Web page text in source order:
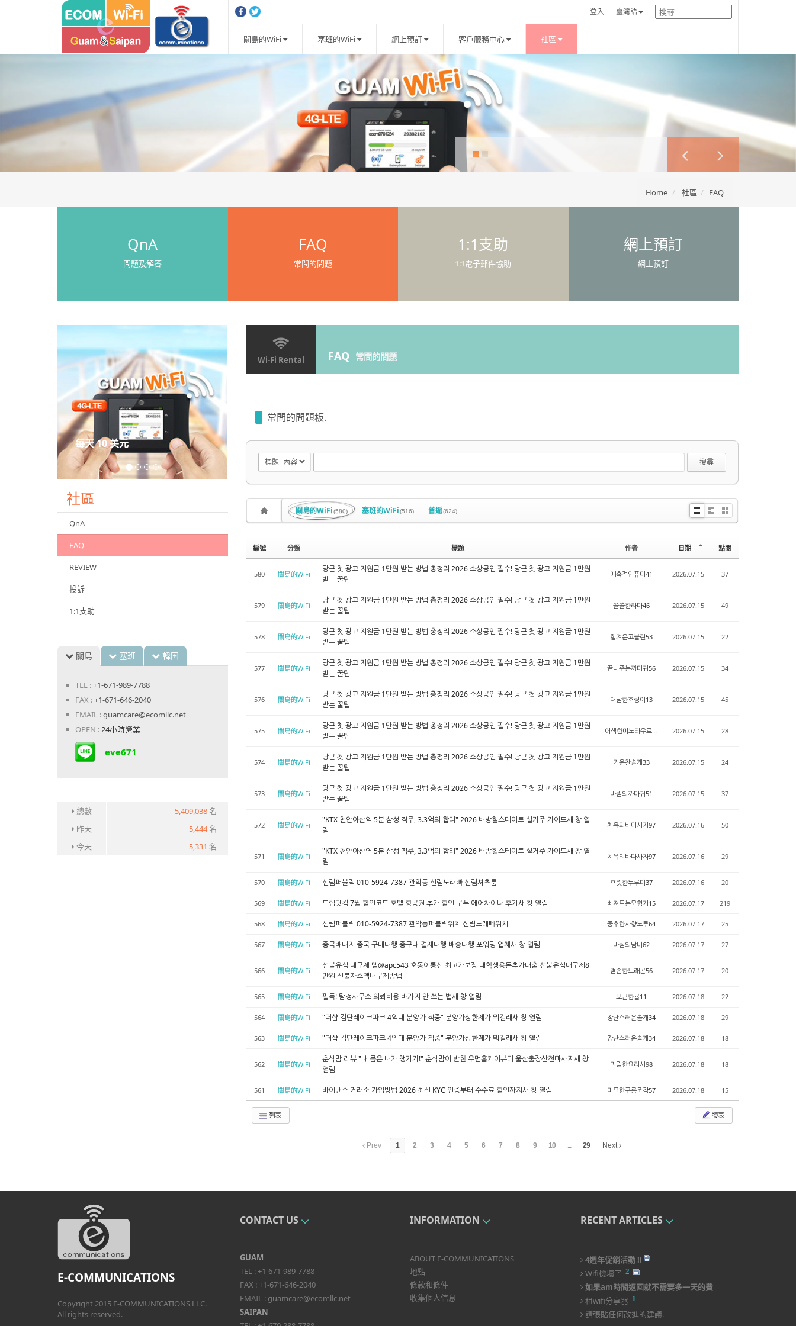
登入 臺灣語
關島的WiFi 塞班的WiFi 網上預訂 客戶服務中心 社區
Home 社區 FAQ
QnA
問題及解答
FAQ
常問的問題
1:1支助
1:1電子郵件協助
網上預訂
網上預訂
每天 10 美元
社區
QnA
FAQ
REVIEW
投訴
1:1支助
關島 塞班 韓国
TEL :+1-671-989-7788
FAX :+1-671-646-2040
EMAIL :guamcare@ecomllc.net
OPEN :24小時營業
eve671
總數 5,409,038名
昨天
5,444名
今天
5,331 名
Wi-Fi Rental FAQ 常問的問題
常問的問題板.
搜尋
關島的WiFi(580) 塞班的WiFi(516) 普遍(624)
Li
Zi
e
G
le
r
y
編號 分類 標題 作者 日期 點閱
580 關島的WiFi
당근 첫 광고 지원금 1만원 받는 방법 총정리 2026 소상공인 필수! 당근 첫 광고 지원금 1만원
받는 꿀팁
매혹적인퓨마41 2026.07.15 37
579 關島的WiFi
당근 첫 광고 지원금 1만원 받는 방법 총정리 2026 소상공인 필수! 당근 첫 광고 지원금 1만원
받는 꿀팁
쓸쓸한라마46 2026.07.15 49
578 關島的WiFi
당근 첫 광고 지원금 1만원 받는 방법 총정리 2026 소상공인 필수! 당근 첫 광고 지원금 1만원
받는 꿀팁
힘겨운고블린53 2026.07.15 22
577 關島的WiFi
당근 첫 광고 지원금 1만원 받는 방법 총정리 2026 소상공인 필수! 당근 첫 광고 지원금 1만원
받는 꿀팁
끝내주는까마귀56 2026.07.15 34
576 關島的WiFi
당근 첫 광고 지원금 1만원 받는 방법 총정리 2026 소상공인 필수! 당근 첫 광고 지원금 1만원
받는 꿀팁
대담한호랑이13 2026.07.15 45
575 關島的WiFi
당근 첫 광고 지원금 1만원 받는 방법 총정리 2026 소상공인 필수! 당근 첫 광고 지원금 1만원
받는 꿀팁
어색한미노타우르76 2026.07.15 28
574 關島的WiFi
당근 첫 광고 지원금 1만원 받는 방법 총정리 2026 소상공인 필수! 당근 첫 광고 지원금 1만원
받는 꿀팁
기운찬솔개33 2026.07.15 24
573 關島的WiFi
당근 첫 광고 지원금 1만원 받는 방법 총정리 2026 소상공인 필수! 당근 첫 광고 지원금 1만원
받는 꿀팁
바람의까마귀51 2026.07.15 37
572 關島的WiFi
"KTX 천안아산역 5분 삼성 직주, 3.3억의 합리" 2026 배방힐스테이트 실거주 가이드새 창 열
림
치유의바다사자97 2026.07.16 50
571 關島的WiFi
"KTX 천안아산역 5분 삼성 직주, 3.3억의 합리" 2026 배방힐스테이트 실거주 가이드새 창 열
림
치유의바다사자97 2026.07.16 29
570 關島的WiFi 신림퍼블릭 010-5924-7387 관악동 신림노래빠 신림셔츠룸 흐릿한두루미37 2026.07.16 20
569 關島的WiFi 트립닷컴 7월 할인코드 호텔 항공권 추가 할인 쿠폰 에어차이나 후기새 창 열림 빠져드는모험가15 2026.07.17 219
568 關島的WiFi 신림퍼블릭 010-5924-7387 관악동퍼블릭위치 신림노래빠위치 중후한사향노루64 2026.07.17 25
567 關島的WiFi 중국배대지 중국 구매대행 중구대 결제대행 배송대행 포워딩 업체새 창 열림 바람의담비62 2026.07.17 27
566 關島的WiFi
선불유심 내구제 텔@apc543 호동이통신 최고가보장 대학생용돈추가대출 선불유심내구제8
만원 신불자소액내구제방법
겸손한드래곤56 2026.07.17 20
565 關島的WiFi 필독! 탐정사무소 의뢰비용 바가지 안 쓰는 법새 창 열림 포근한귤11 2026.07.18 22
564 關島的WiFi "더샵 검단레이크파크 4억대 분양가 적중" 분양가상한제가 뭐길래새 창 열림 장난스러운솔개34 2026.07.18 29
563 關島的WiFi "더샵 검단레이크파크 4억대 분양가 적중" 분양가상한제가 뭐길래새 창 열림 장난스러운솔개34 2026.07.18 18
562 關島的WiFi
춘식맘 리뷰 "내 몸은 내가 챙기기!" 춘식맘이 반한 우먼홈케어뷰티 울산출장산전마사지새 창
열림
괴랄한요리사98 2026.07.18 18
561 關島的WiFi 바이낸스 거래소 가입방법 2026 최신 KYC 인증부터 수수료 할인까지새 창 열림 미묘한구름조각57 2026.07.18 15
列表 發表
Prev 1 2 3 4 5 6 7 8 9 10 ... 29 Next
E-COMMUNICATIONS
Copyright 2015 E-COMMUNICATIONS LLC.
All rights reserved.
CONTACT US
GUAM
TEL :+1-671-989-7788
FAX :+1-671-646-2040
EMAIL : guamcare@ecomllc.net
SAIPAN
INFORMATION
ABOUT E-COMMUNICATIONS
地點
條款和條件
收集個人信息
RECENT ARTICLES
4週年促銷活動 !!
Wifi機壞了 2
如果am時間返回就不需要多一天的費
用!!租wifi分享器 1
請張貼任何改進的建議.